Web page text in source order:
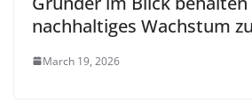
nachhaltiges Wachstum
March 19, 2026